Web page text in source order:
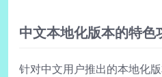
中文本地化版本的特色
针对中文用户推出的本地化